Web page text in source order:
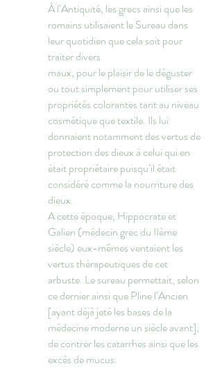
À l’Antiquité, les grecs ainsi que les
romains utilisaient le Sureau dans
leur quotidien que cela soit pour
traiter divers
maux, pour le plaisir de le déguster
ou tout simplement pour utiliser ses
propriétés colorantes tant au niveau
cosmétique que textile. Ils lui
donnaient notamment des vertus de
protection des dieux à celui qui en
était propriétaire puisqu’il était
considéré comme la nourriture des
dieux.
A cette époque, Hippocrate et
Galien (médecin grec du IIème
siècle) eux-mêmes ventaient les
vertus thérapeutiques de cet
arbuste. Le sureau permettait, selon
ce dernier ainsi que Pline l’Ancien
[ayant déjà jeté les bases de la
médecine moderne un siècle avant],
de contrer les catarrhes ainsi que les
excès de mucus.